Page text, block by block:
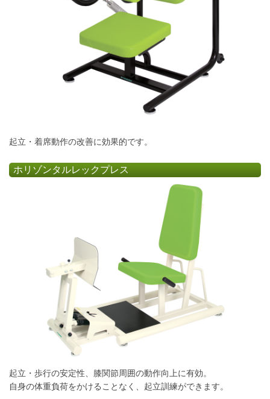
起立・着席動作の改善に効果的です。
ホリゾンタルレックプレス
起立・歩行の安定性、膝関節周囲の動作向上に有効。
自身の体重負荷をかけることなく、起立訓練ができます。